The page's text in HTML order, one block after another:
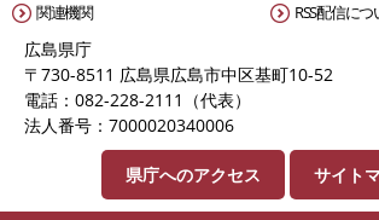
関連機関 RSS配信につ
広島県庁
〒730-8511 広島県広島市中区基町10-52
電話：082-228-2111（代表）
法人番号：7000020340006
県庁へのアクセス サイト